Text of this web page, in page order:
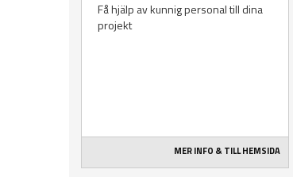
Få hjälp av kunnig personal till dina
projekt
MER INFO & TILL HEMSIDA